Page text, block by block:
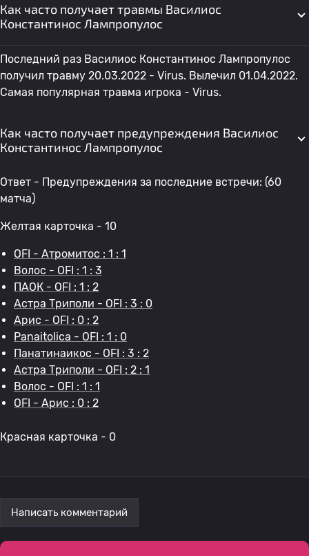
Как часто получает травмы Василиос
Константинос Лампропулос
Последний раз Василиос Константинос Лампропулос
получил травму 20.03.2022 - Virus. Вылечил 01.04.2022.
Самая популярная травма игрока - Virus.
Как часто получает предупреждения Василиос
Константинос Лампропулос
Ответ - Предупреждения за последние встречи: (60
матча)
Желтая карточка - 10
OFI - Атромитос : 1 : 1
Волос - OFI : 1 : 3
ПАОК - OFI : 1 : 2
Астра Триполи - OFI : 3 : 0
Арис - OFI : 0 : 2
Panaitolica - OFI : 1 : 0
Панатинаикос - OFI : 3 : 2
Астра Триполи - OFI : 2 : 1
Волос - OFI : 1 : 1
OFI - Арис : 0 : 2
Красная карточка - 0
Написать комментарий